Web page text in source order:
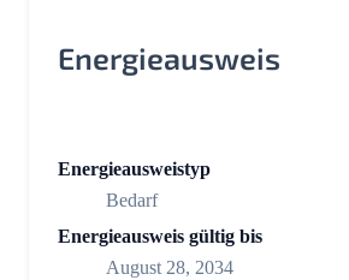
Energieausweis
Energieausweistyp
Bedarf
Energieausweis gültig bis
August 28, 2034